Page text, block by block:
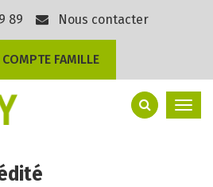
89 Nous contacter
FAMILLE